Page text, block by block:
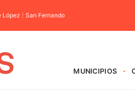
López San Fernando
MUNICIPIOS